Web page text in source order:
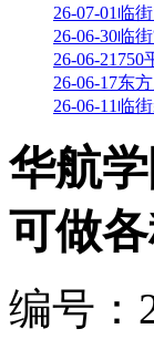
26-07-01 临
26-06-30临
26-06-21 750
26-06-17东
26-06-11 临
华航
可做
编号：